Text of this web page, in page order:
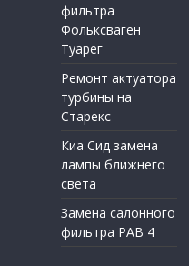
фильтра
Фольксваген
Туарег
Ремонт актуатора
турбины на
Старекс
Киа Сид замена
лампы ближнего
света
Замена салонного
фильтра РАВ 4